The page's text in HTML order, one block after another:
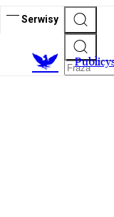
Serwisy